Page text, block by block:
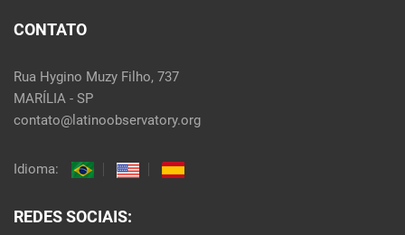
CONTATO
Rua Hygino Muzy Filho, 737
MARÍLIA - SP
contato@latinoobservatory.org
Idioma:
REDES SOCIAIS: